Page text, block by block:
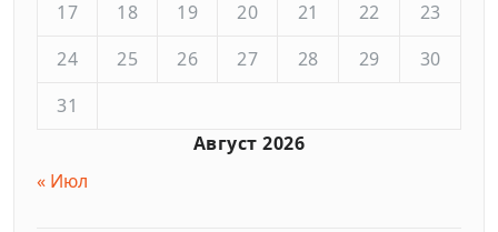
Август 2026
17
18 19 20 21 22
23
24
25 26 27 28 29
30
31
« Июл